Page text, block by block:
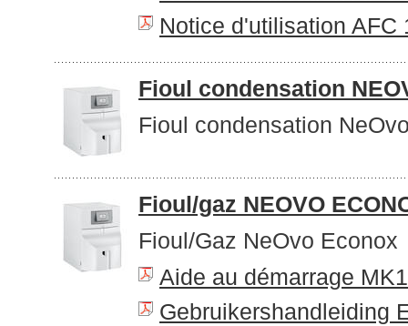
Notice d'utilisation AFC
Fioul condensation
Fioul condensation
Fioul/gaz NEOVO
Fioul/Gaz NeOvo Econox
Aide au démarrage
Gebruikershandleiding